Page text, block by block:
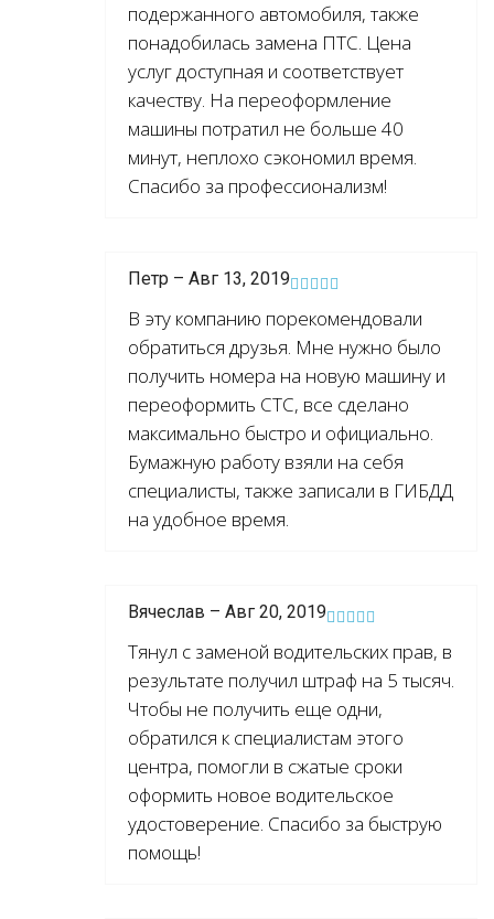
подержанного автомобиля, также
понадобилась замена ПТС. Цена
услуг доступная и соответствует
качеству. На переоформление
машины потратил не больше 40
минут, неплохо сэкономил время.
Спасибо за профессионализм!
Петр – Авг 13, 2019
В эту компанию порекомендовали
обратиться друзья. Мне нужно было
получить номера на новую машину и
переоформить СТС, все сделано
максимально быстро и официально.
Бумажную работу взяли на себя
специалисты, также записали в ГИБДД
на удобное время.
Вячеслав – Авг 20, 2019
Тянул с заменой водительских прав, в
результате получил штраф на 5 тысяч.
Чтобы не получить еще одни,
обратился к специалистам этого
центра, помогли в сжатые сроки
оформить новое водительское
удостоверение. Спасибо за быструю
помощь!